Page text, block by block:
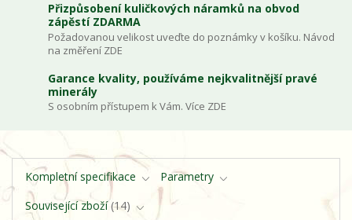
Přizpůsobení kuličkových náramků na obvod
zápěstí ZDARMA
Požadovanou velikost uveďte do poznámky v košíku. Návod
na změření ZDE
Garance kvality, používáme nejkvalitnější pravé
minerály
S osobním přístupem k Vám. Více ZDE
Kompletní specifikace
Parametry
Související zboží 14